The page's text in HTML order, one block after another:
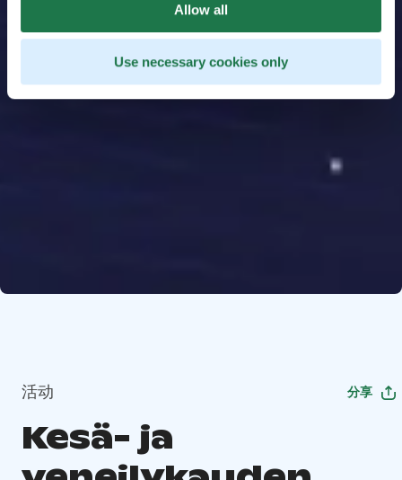
Allow all
Use necessary cookies only
活动 分享
Kesä- ja